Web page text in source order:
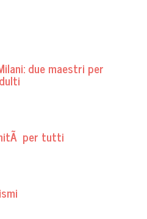
due maestri per
per tutti